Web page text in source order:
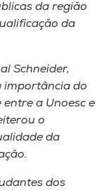
da região
da
Schneider,
importância do
a Unoesc e
o
da
dos